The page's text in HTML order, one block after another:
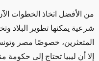
من الأفضل اتخاذ الخطوات
شرعية يمكنها تطوير البلاد
المتعثرين، خصوصًا مصر
إلا أن ليبيا تحتاج إلى